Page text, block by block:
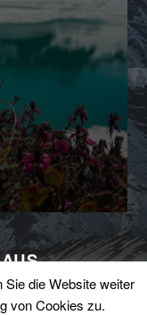
die Website weiter
von Cookies zu.